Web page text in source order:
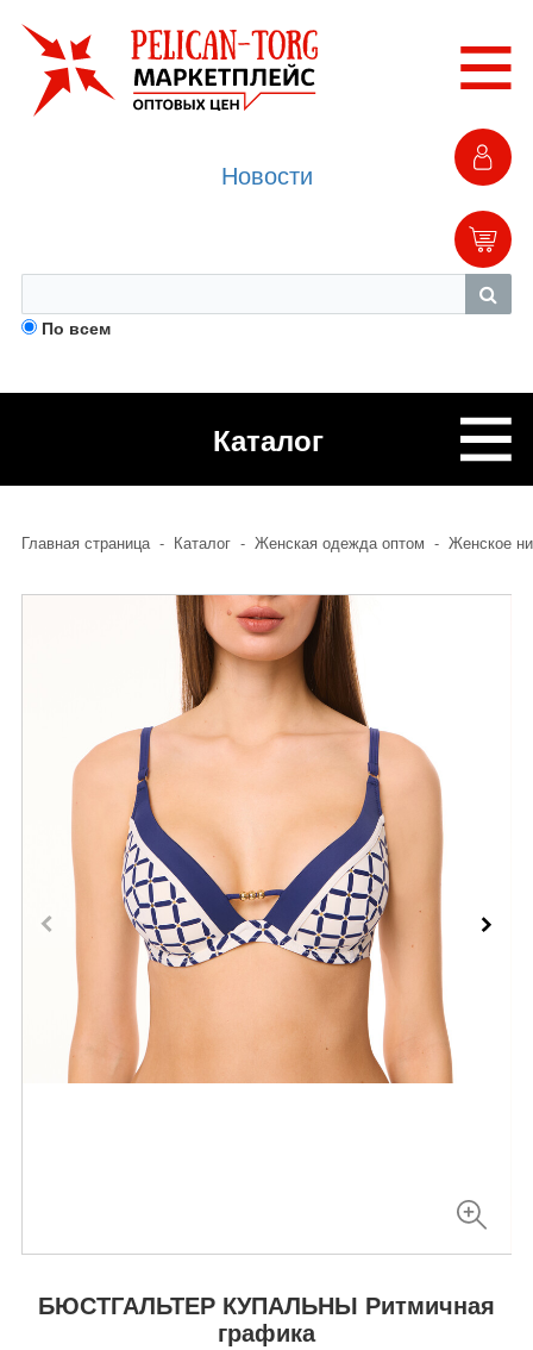
По всем
Новости
Каталог
Главная страница - Каталог - Женская одежда оптом - Женское
БЮСТГАЛЬТЕР КУПАЛЬНЫ Ритмичная
графика